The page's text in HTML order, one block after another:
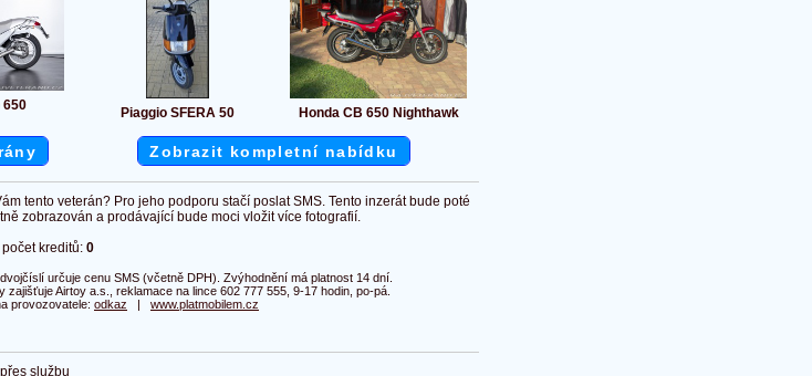
650 Piaggio SFERA 50 Honda CB 650 Nighthawk
Zobrazit kompletní nabídku
tento veterán? Pro jeho podporu stačí poslat SMS. Tento inzerát bude poté
zobrazován a prodávající bude moci vložit více fotografií.
kreditů: 0
určuje cenu SMS (včetně DPH). Zvýhodnění má platnost 14 dní.
zajišťuje Airtoy a.s., reklamace na lince 602 777 555, 9-17 hodin, po-pá.
provozovatele: odkaz | www.platmobilem.cz
přes službu